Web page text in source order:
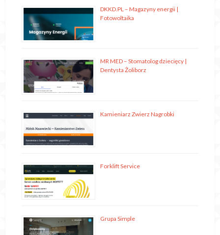
DKKD.PL – Magazyny energii |
Fotowoltaika
MR MED – Stomatolog dziecięcy |
Dentysta Żoliborz
Kamieniarz Zwierz Nagrobki
Forklift Service
Grupa Simple